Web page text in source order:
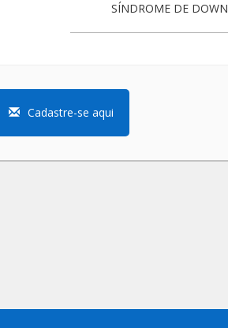
SÍNDROME DE DOWN
Cadastre-se aqui